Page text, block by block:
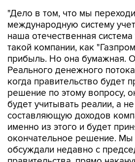
наша отечественная
такой компании, как
прибыль. Но она бумажная.
Реального денежного потока
когда правительство будет
решение по этому вопросу,
будет учитывать реалии, а
составляющую доходов
именно из этого и будет
окончательное решение. Мы
обсуждали недавно с
правительства, прямо
в Пекин", - сказал Путин.